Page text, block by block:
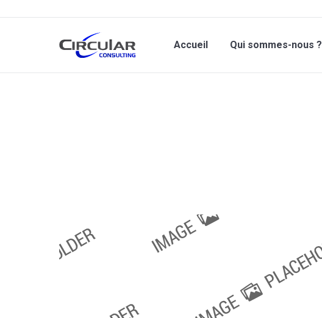
Accueil Qui sommes-nous ?